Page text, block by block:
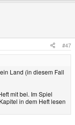
#47
Land (in diesem Fall
mit bei. Im Spiel
in dem Heft lesen